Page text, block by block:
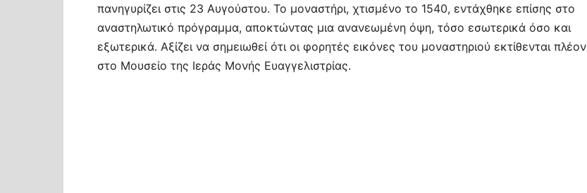
πανηγυρίζει στις 23 Αυγούστου. Το μοναστήρι, χτισμένο το 1540, εντάχθηκε επίσης στο
αναστηλωτικό πρόγραμμα, αποκτώντας μια ανανεωμένη όψη, τόσο εσωτερικά όσο και
εξωτερικά. Αξίζει να σημειωθεί ότι οι φορητές εικόνες του μοναστηριού εκτίθενται πλέον
στο Μουσείο της Ιεράς Μονής Ευαγγελιστρίας.